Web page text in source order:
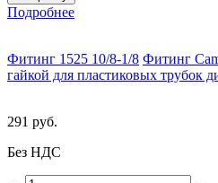
Подробнее
Фитинг 1525 10/8-1/8 Фитинг
гайкой для пластиковых трубок
291 руб.
Без НДС